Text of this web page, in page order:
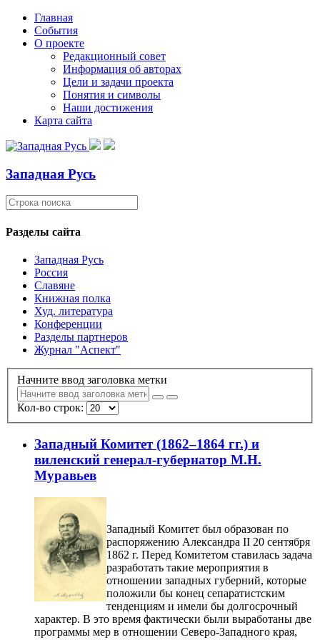
Главная
События
О проекте
Редакционный совет
Информация об авторах
Цели и задачи проекта
Понятия и символы
Наши достижения
Карта сайта
Западная Русь
Разделы сайта
Западная Русь
Россия
Славяне
Книжная полка
Худ. литература
Конференции
Разделы партнеров
Журнал "Аспект"
Начните ввод заголовка метки
Кол-во строк:
Западный Комитет (1862–1864 гг.) и
виленский генерал-губернатор М.Н.
Муравьев
Западный Комитет был образован по
распоряжению Александра II 20 сентября
1862 г. Перед Комитетом ставилась задача
разработать такие мероприятия в
отношении западных губерний, которые
положили бы конец сепаратистским
тенденциям и имели бы долгосрочный
характер. В это время фактически были выработаны две
программы мер в отношении Северо-Западного края,